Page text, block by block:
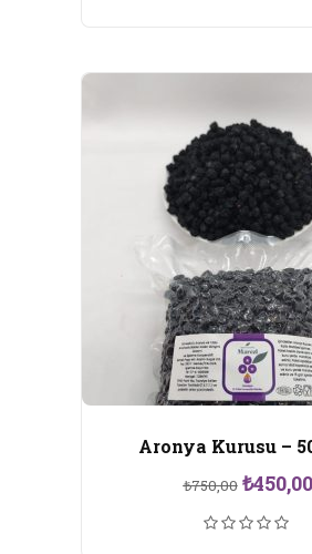
Aronya Kurusu –
₺750,00 Orijinal
fiyat:
₺750,00.
₺450,00